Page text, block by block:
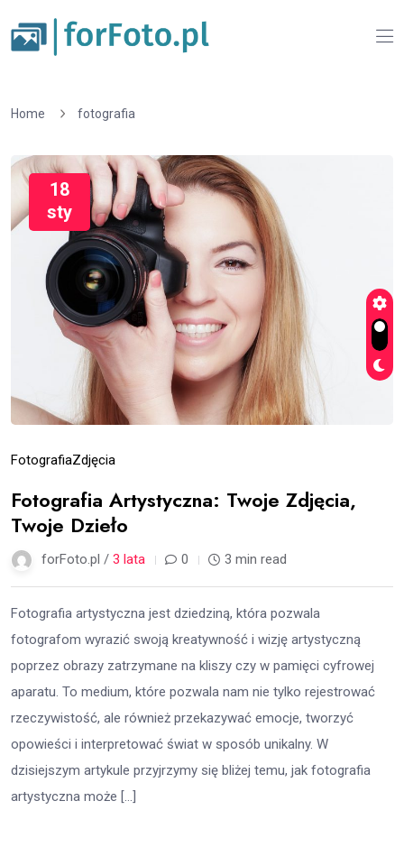
Home fotografia
18
sty
FotografiaZdjęcia
Fotografia Artystyczna: Twoje Zdjęcia,
Twoje Dzieło
forFoto.pl / 3 lata 0 3 min read
Fotografia artystyczna jest dziedziną, która pozwala
fotografom wyrazić swoją kreatywność i wizję artystyczną
poprzez obrazy zatrzymane na kliszy czy w pamięci cyfrowej
aparatu. To medium, które pozwala nam nie tylko rejestrować
rzeczywistość, ale również przekazywać emocje, tworzyć
opowieści i interpretować świat w sposób unikalny. W
dzisiejszym artykule przyjrzymy się bliżej temu, jak fotografia
artystyczna może […]